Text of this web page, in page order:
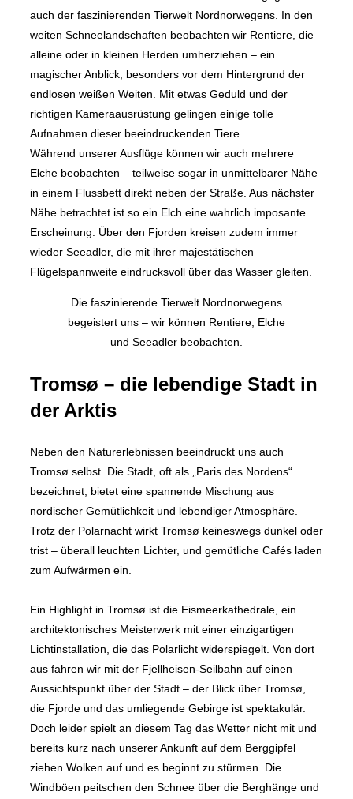
auch der faszinierenden Tierwelt Nordnorwegens. In den
weiten Schneelandschaften beobachten wir Rentiere, die
alleine oder in kleinen Herden umherziehen – ein
magischer Anblick, besonders vor dem Hintergrund der
endlosen weißen Weiten. Mit etwas Geduld und der
richtigen Kameraausrüstung gelingen einige tolle
Aufnahmen dieser beeindruckenden Tiere.
Während unserer Ausflüge können wir auch mehrere
Elche beobachten – teilweise sogar in unmittelbarer Nähe
in einem Flussbett direkt neben der Straße. Aus nächster
Nähe betrachtet ist so ein Elch eine wahrlich imposante
Erscheinung. Über den Fjorden kreisen zudem immer
wieder Seeadler, die mit ihrer majestätischen
Flügelspannweite eindrucksvoll über das Wasser gleiten.
Die faszinierende Tierwelt Nordnorwegens
begeistert uns – wir können Rentiere, Elche
und Seeadler beobachten.
Tromsø – die lebendige Stadt in
der Arktis
Neben den Naturerlebnissen beeindruckt uns auch
Tromsø selbst. Die Stadt, oft als „Paris des Nordens“
bezeichnet, bietet eine spannende Mischung aus
nordischer Gemütlichkeit und lebendiger Atmosphäre.
Trotz der Polarnacht wirkt Tromsø keineswegs dunkel oder
trist – überall leuchten Lichter, und gemütliche Cafés laden
zum Aufwärmen ein.
Ein Highlight in Tromsø ist die Eismeerkathedrale, ein
architektonisches Meisterwerk mit einer einzigartigen
Lichtinstallation, die das Polarlicht widerspiegelt. Von dort
aus fahren wir mit der Fjellheisen-Seilbahn auf einen
Aussichtspunkt über der Stadt – der Blick über Tromsø,
die Fjorde und das umliegende Gebirge ist spektakulär.
Doch leider spielt an diesem Tag das Wetter nicht mit und
bereits kurz nach unserer Ankunft auf dem Berggipfel
ziehen Wolken auf und es beginnt zu stürmen. Die
Windböen peitschen den Schnee über die Berghänge und